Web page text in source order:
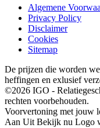
Algemene
Privacy Policy
Disclaimer
Cookies
Sitemap
De prijzen die worden
heffingen en exlusief
©2026 IGO -
rechten voorbehouden.
Voorvertoning met jouw
Aan Uit Bekijk nu Logo